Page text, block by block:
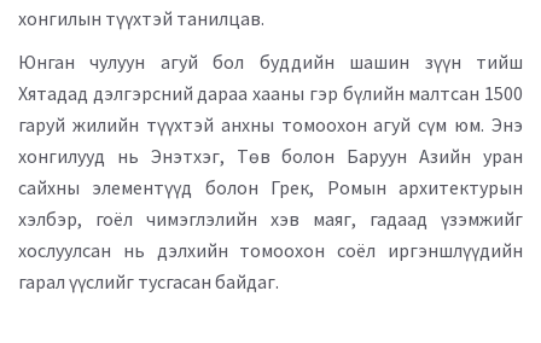
хонгилын түүхтэй танилцав.
Юнган чулуун агуй бол буддийн шашин зүүн тийш
Хятадад дэлгэрсний дараа хааны гэр бүлийн малтсан 1500
гаруй жилийн түүхтэй анхны томоохон агуй сүм юм. Энэ
хонгилууд нь Энэтхэг, Төв болон Баруун Азийн уран
сайхны элементүүд болон Грек, Ромын архитектурын
хэлбэр, гоёл чимэглэлийн хэв маяг, гадаад үзэмжийг
хослуулсан нь дэлхийн томоохон соёл иргэншлүүдийн
гарал үүслийг тусгасан байдаг.